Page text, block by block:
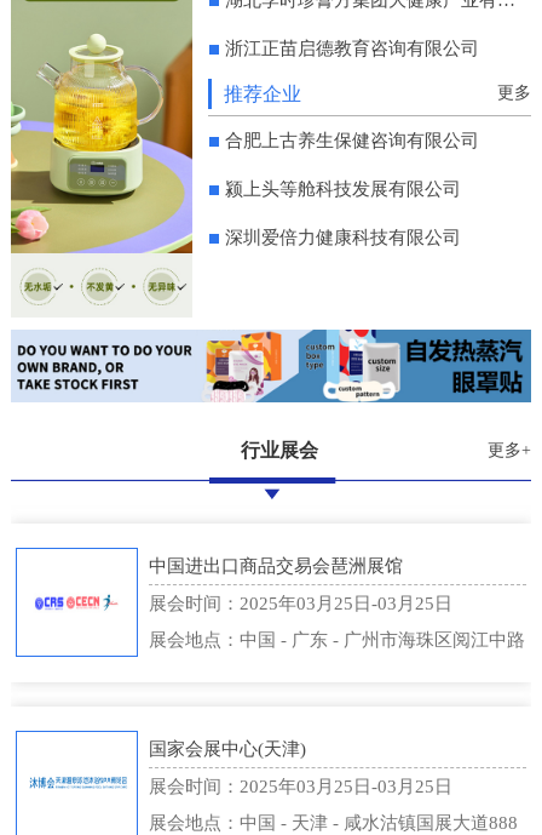
浙江正苗启德教育咨询有限公司
推荐企业 更多
合肥上古养生保健咨询有限公司
颍上头等舱科技发展有限公司
深圳爱倍力健康科技有限公司
行业展会 更多+
中国进出口商品交易会琶洲展馆
展会时间：2025年03月25日-03月25日
展会地点：中国 - 广东 - 广州市海珠区阅江中路
国家会展中心(天津)
展会时间：2025年03月25日-03月25日
展会地点：中国 - 天津 - 咸水沽镇国展大道888